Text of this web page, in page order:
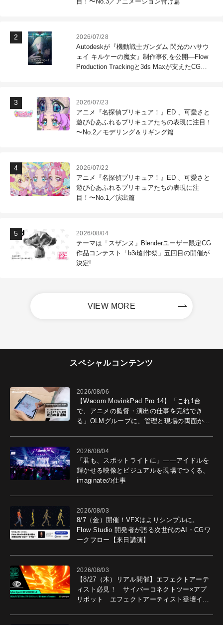
2026/07/28
Autodeskが『機動戦士ガンダム 閃光のハサウ
ェイ キルケーの魔女』制作事例を公開―Flow
Production Trackingと3ds Maxが支えたCG制
2026/07/23
アニメ『名探偵プリキュア！』ED 、可愛さと
遊び心あふれるプリキュアたちの表現に注目！
〜No.2／モデリング＆リギング篇
2026/07/22
アニメ『名探偵プリキュア！』ED 、可愛さと
遊び心あふれるプリキュアたちの表現に注
目！〜No.1／演出篇
2026/08/04
テーマは「スザンヌ」Blenderユーザー限定CG
作品コンテスト「b3d創作祭」五回目の開催が
決定!
VIEW MORE
スペシャルコンテンツ
2026/08/06
【Wacom MovinkPad Pro 14】「これ1台
で、アニメの監督・演出の仕事を完結でき
る」OLMグループに、管理と現場の両面から
2026/08/04
「君も、スポットライトに」――アイドルを
輝かせる映像とビジュアルを現場でつくる、
imaginateの仕事
2026/08/03
8/7（金）開催！VFXはよりシンプルに。
Flow Studio 開発者が語る次世代のAI・CGワ
ークフロー【来日講演】
2026/08/03
【8/27（木）リアル開催】エフェクトアーテ
ィスト必見！ サイバーコネクトツー×アプ
リボット エフェクトアーティスト登壇イベ